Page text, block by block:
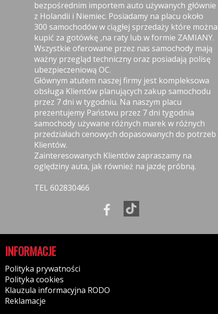
bezpośrednim importem auto używanych głównie
z Holandii i Niemiec. Posiadamy na placu około
300 samochodów w ciągłej sprzedaży które można
kupić za gotówkę ,na raty lub w formie ZAMIANY.
Wszystkie oferowane przez nas samochody mają
ważny przegląd techniczny oraz posiadają polisę
ubezpieczeniową OC.
Głównym atutem naszej firmy jest kompleksowa
obsługa Klientów planujących zakup samochodu
przez 7 dni w tygodniu. Na naszym placu
prezentujemy Państwu przez 7 dni tygodnia
samochody używane różnych marek w różnych
przedziałach cenowych dopasowanych do potrzeb
Klientów.
Zainteresowanych Klientów zapraszamy na
oględziny auta, jak również na jazdę próbną.
TEL 602830466
INFORMACJE
Polityka prywatności
Polityka cookies
Klauzula informacyjna RODO
Reklamacje